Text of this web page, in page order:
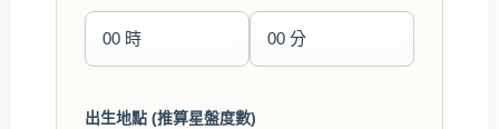
出生地點 (推算星盤度數)